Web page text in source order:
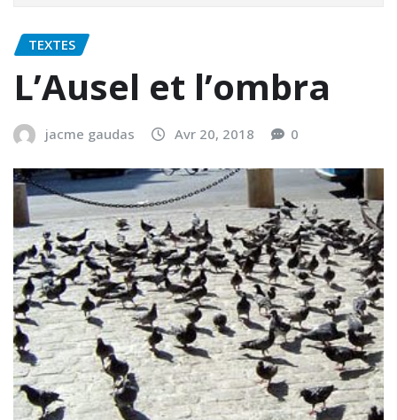
TEXTES
L’Ausel et l’ombra
jacme gaudas Avr 20, 2018 0